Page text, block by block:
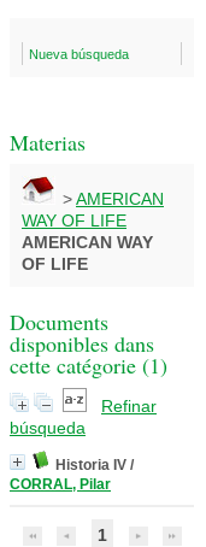
Nueva búsqueda
Materias
>AMERICAN
WAY OF LIFE
AMERICAN WAY
OF LIFE
Documents
disponibles dans
cette catégorie (1)
Refinar
búsqueda
Historia IV /
CORRAL, Pilar
1